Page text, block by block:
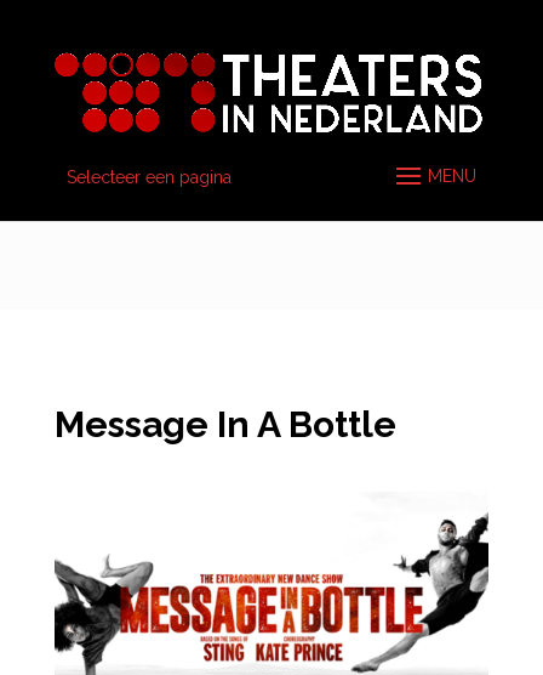
Selecteer een pagina
Message In A Bottle